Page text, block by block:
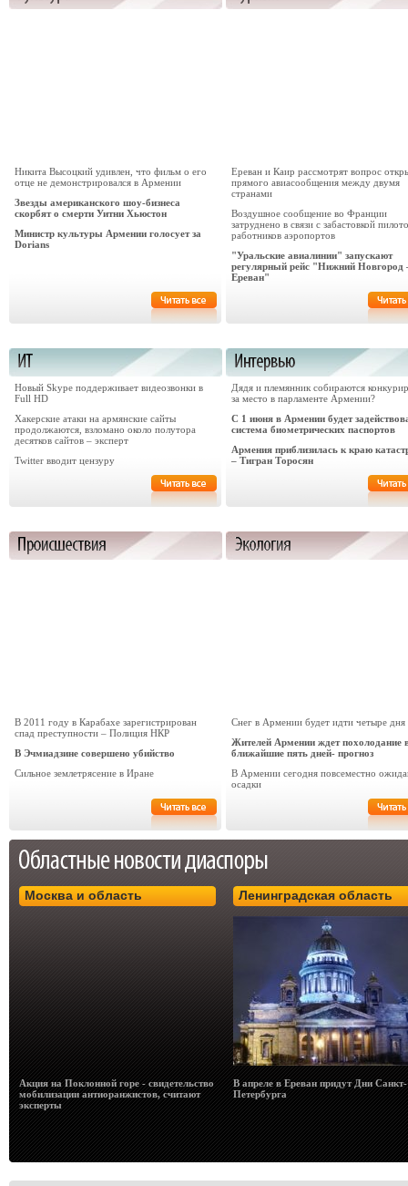
Никита Высоцкий удивлен, что фильм о его
отце не демонстрировался в Армении
Звезды американского шоу-бизнеса
скорбят о смерти Уитни Хьюстон
Министр культуры Армении голосует за
Dorians
Ереван и Каир рассмотрят вопрос
прямого авиасообщения между двумя
странами
Воздушное сообщение во Франции
затруднено в связи с забастовкой
работников аэропортов
"Уральские авиалинии" запускают
регулярный рейс "Нижний Новгород
Ереван"
Новый Skype поддерживает видеозвонки в
Full HD
Хакерские атаки на армянские сайты
продолжаются, взломано около полутора
десятков сайтов – эксперт
Twitter вводит цензуру
Дядя и племянник собираются
за место в парламенте Армении?
С 1 июня в Армении будет
система биометрических паспортов
Армения приблизилась к краю
– Тигран Торосян
В 2011 году в Карабахе зарегистрирован
спад преступности – Полиция НКР
В Эчмиадзине совершено убийство
Сильное землетрясение в Иране
Снег в Армении будет идти четыре дня
Жителей Армении ждет похолодание
ближайшие пять дней- прогноз
В Армении сегодня повсеместно
осадки
Москва и область
Акция на Поклонной горе - свидетельство
мобилизации антиоранжистов, считают
эксперты
Ленинградская область
В апреле в Ереван придут Дни Санкт-
Петербурга